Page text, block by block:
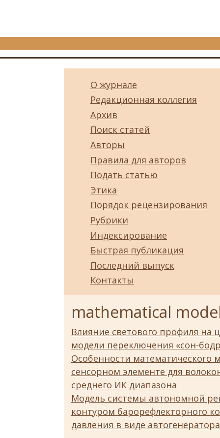
О журнале
Редакционная коллегия
Архив
Поиск статей
Авторы
Правила для авторов
Подать статью
Этика
Порядок рецензирования
Рубрики
Индексирование
Быстрая публикация
Последний выпуск
Контакты
mathematical
Влияние светового профиля на
модели переключения «сон-
Особенности математического
сенсорном элементе для
среднего ИК диапазона
Модель системы автономной
контуром барорефлекторного
давления в виде